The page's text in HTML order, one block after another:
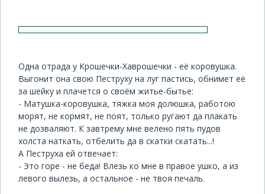
Одна отрада у Крошечки-Хаврошечки - её коровушка.
Выгонит она свою Пеструху на луг пастись, обнимет её
за шейку и плачется о своём житье-бытье:
- Матушка-коровушка, тяжка моя долюшка, работою
морят, не кормят, не поят, только ругают да плакать
не дозваляют. К завтрему мне велено пять пудов
холста наткать, отбелить да в скатки скатать...!
А Пеструха ей отвечает:
- Это горе - не беда! Влезь ко мне в правое ушко, а из
левого вылезь, а остальное - не твоя печаль.